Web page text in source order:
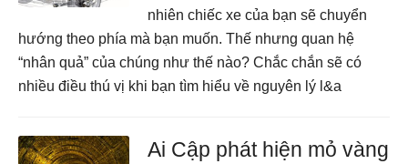
nhiên chiếc xe của bạn sẽ chuyển
hướng theo phía mà bạn muốn. Thế nhưng quan hệ
“nhân quả” của chúng như thế nào? Chắc chắn sẽ có
nhiều điều thú vị khi bạn tìm hiểu về nguyên lý l&a
Ai Cập phát hiện mỏ vàng